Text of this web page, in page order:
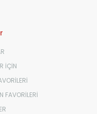
İÇİN
FAVORİLERİ